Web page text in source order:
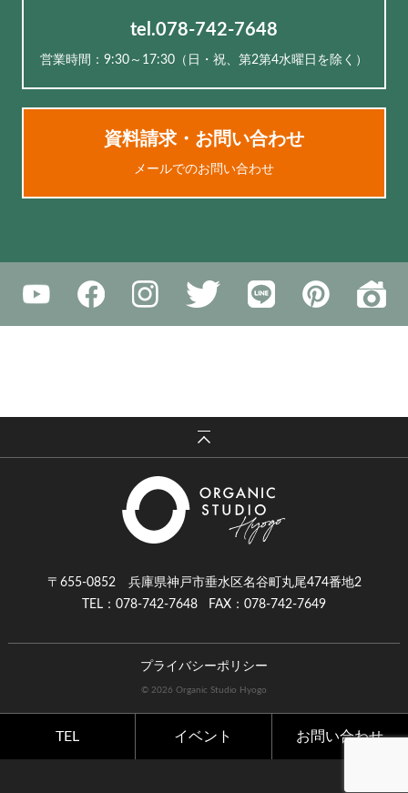
tel.078-742-7648
営業時間：9:30～17:30（⽇・祝、第2第4水曜日を除く）
資料請求・お問い合わせ
メールでのお問い合わせ
〒655-0852 兵庫県神戸市垂水区名谷町丸尾474番地2
TEL：078-742-7648
FAX：078-742-7649
プライバシーポリシー
© 2026 Organic Studio Hyogo
TEL イベント お問い合わせ